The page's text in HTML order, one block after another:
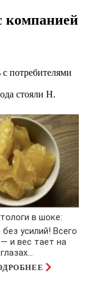
компанией
потребителями
стояли Н.
в шоке:
усилий! Всего
и вес тает на
глазах…